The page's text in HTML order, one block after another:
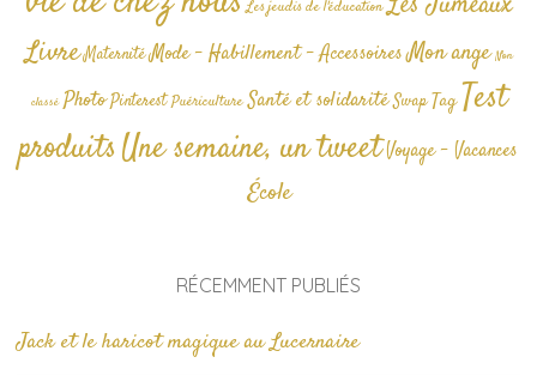
Les jeudis de l'éducation
Livre Maternité Mode - Habillement - AccessoiresMon ange Non
classé Photo Pinterest Puériculture Santé et solidarité Swap TagTest
produitsUne semaine, un tweetVoyage - Vacances
École
RÉCEMMENT PUBLIÉS
Jack et le haricot magique au Lucernaire